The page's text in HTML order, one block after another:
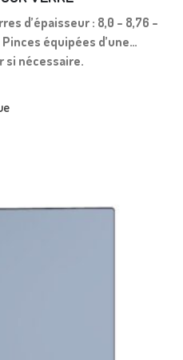
d’épaisseur : 8,0 – 8,76 –
Pinces équipées d’une
si nécessaire.